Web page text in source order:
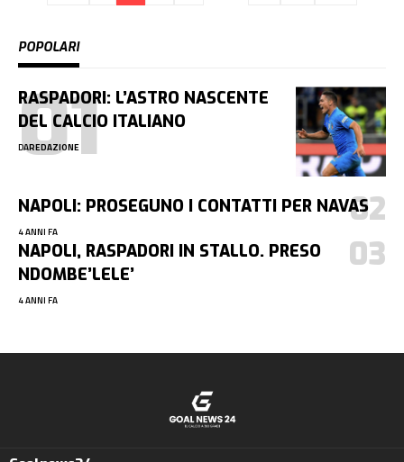
POPOLARI
RASPADORI: L’ASTRO NASCENTE
DEL CALCIO ITALIANO
DAREDAZIONE
NAPOLI: PROSEGUNO I CONTATTI PER NAVAS
4 ANNI FA
NAPOLI, RASPADORI IN STALLO. PRESO
NDOMBE’LELE’
4 ANNI FA